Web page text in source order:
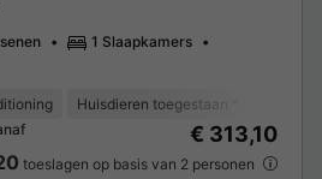
1 Slaapkamers
Huisdieren toegestaan *
€ 313,10
toeslagen op basis van 2 personen